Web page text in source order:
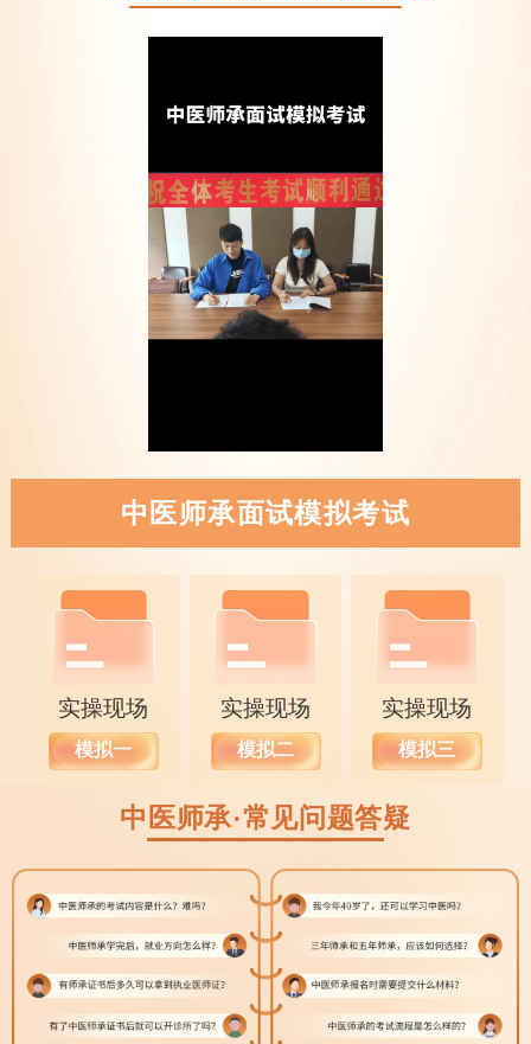
实操现场
模拟一
实操现场
模拟二
实操现场
模拟三
中医师承·常见问题答疑